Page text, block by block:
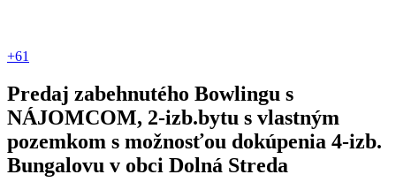
+61
Predaj zabehnutého Bowlingu s
NÁJOMCOM, 2-izb.bytu s vlastným
pozemkom s možnosťou dokúpenia 4-izb.
Bungalovu v obci Dolná Streda